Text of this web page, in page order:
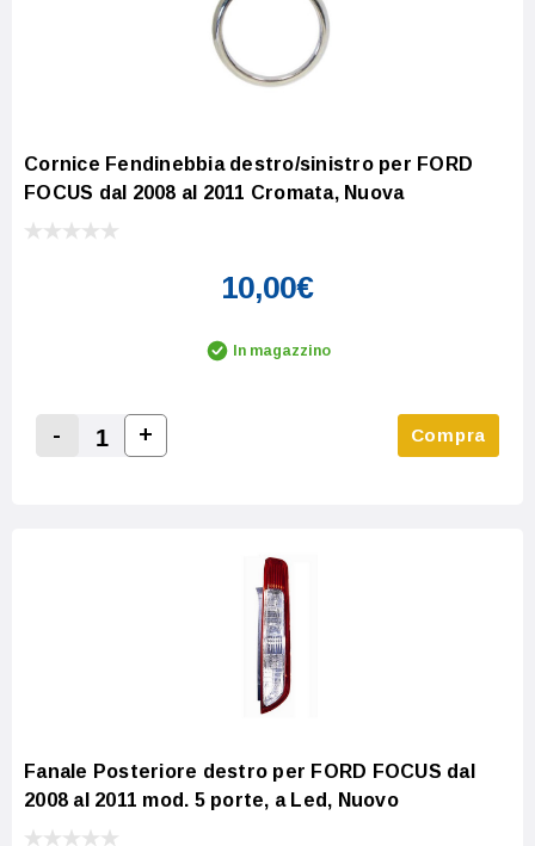
Cornice Fendinebbia destro/sinistro per FORD
FOCUS dal 2008 al 2011 Cromata, Nuova
10,00€
In magazzino
-
Increase Quantity:
+ Compra
Fanale Posteriore destro per FORD FOCUS dal
2008 al 2011 mod. 5 porte, a Led, Nuovo